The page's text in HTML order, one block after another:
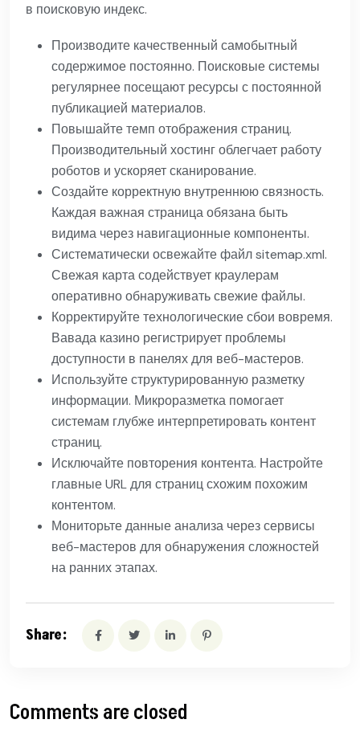
в поисковую индекс.
Производите качественный самобытный
содержимое постоянно. Поисковые системы
регулярнее посещают ресурсы с постоянной
публикацией материалов.
Повышайте темп отображения страниц.
Производительный хостинг облегчает работу
роботов и ускоряет сканирование.
Создайте корректную внутреннюю связность.
Каждая важная страница обязана быть
видима через навигационные компоненты.
Систематически освежайте файл sitemap.xml.
Свежая карта содействует краулерам
оперативно обнаруживать свежие файлы.
Корректируйте технологические сбои вовремя.
Вавада казино регистрирует проблемы
доступности в панелях для веб-мастеров.
Используйте структурированную разметку
информации. Микроразметка помогает
системам глубже интерпретировать контент
страниц.
Исключайте повторения контента. Настройте
главные URL для страниц схожим похожим
контентом.
Мониторьте данные анализа через сервисы
веб-мастеров для обнаружения сложностей
на ранних этапах.
Share:
Comments are closed